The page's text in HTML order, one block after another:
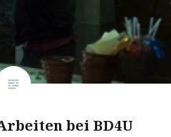
bei BD4U